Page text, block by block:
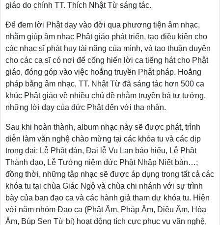
giáo do chính TT. Thích Nhật Từ sáng tác.
Để đem lời Phật dạy vào đời qua phương tiện âm nhạc,
nhằm giúp âm nhạc Phật giáo phát triển, tạo điều kiện cho
các nhạc sĩ phát huy tài năng của mình, và tạo thuận duyên
cho các ca sĩ có nơi để cống hiến lời ca tiếng hát cho Phật
giáo, đóng góp vào việc hoằng truyền Phật pháp. Hoằng
pháp bằng âm nhạc, TT. Nhật Từ đã sáng tác hơn 500 ca
khúc Phật giáo về nhiều chủ đề nhằm truyền bá tư tưởng,
những lời dạy của đức Phật đến với tha nhân.
Sau khi hoàn thành, album nhạc này sẽ được phát, trình
diễn làm văn nghệ chào mừng tại các khóa tu và các dịp
trọng đại: Lễ Phật đản, Đại lễ Vu Lan báo hiếu, Lễ Phật
Thành đạo, Lễ Tưởng niệm đức Phật Nhập Niết bàn…;
đồng thời, những tập nhạc sẽ được áp dụng trong tất cả các
khóa tu tại chùa Giác Ngộ và chùa chi nhánh với sự trình
bày của ban đạo ca và các hành giả tham dự khóa tu. Hiện
với năm nhóm Đạo ca (Phật Âm, Pháp Âm, Diệu Âm, Hòa
Âm, Búp Sen Từ bi) hoạt động tích cực phục vụ văn nghệ,